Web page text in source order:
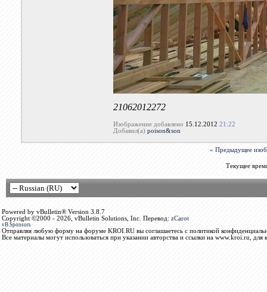
21062012272
Изображение добавлено 15.12.2012 21:22
Добавил(а) poison&son
« Предыдущее
Текущее
Powered by vBulletin® Version 3.8.7
Copyright ©2000 - 2026, vBulletin Solutions, Inc. Перевод: zCarot
vB.Sponsors
Отправляя любую форму на форуме KROI.RU вы соглашаетесь с политикой
Все материалы могут использоваться при указании авторства и ссылки на www.kroi.ru, для